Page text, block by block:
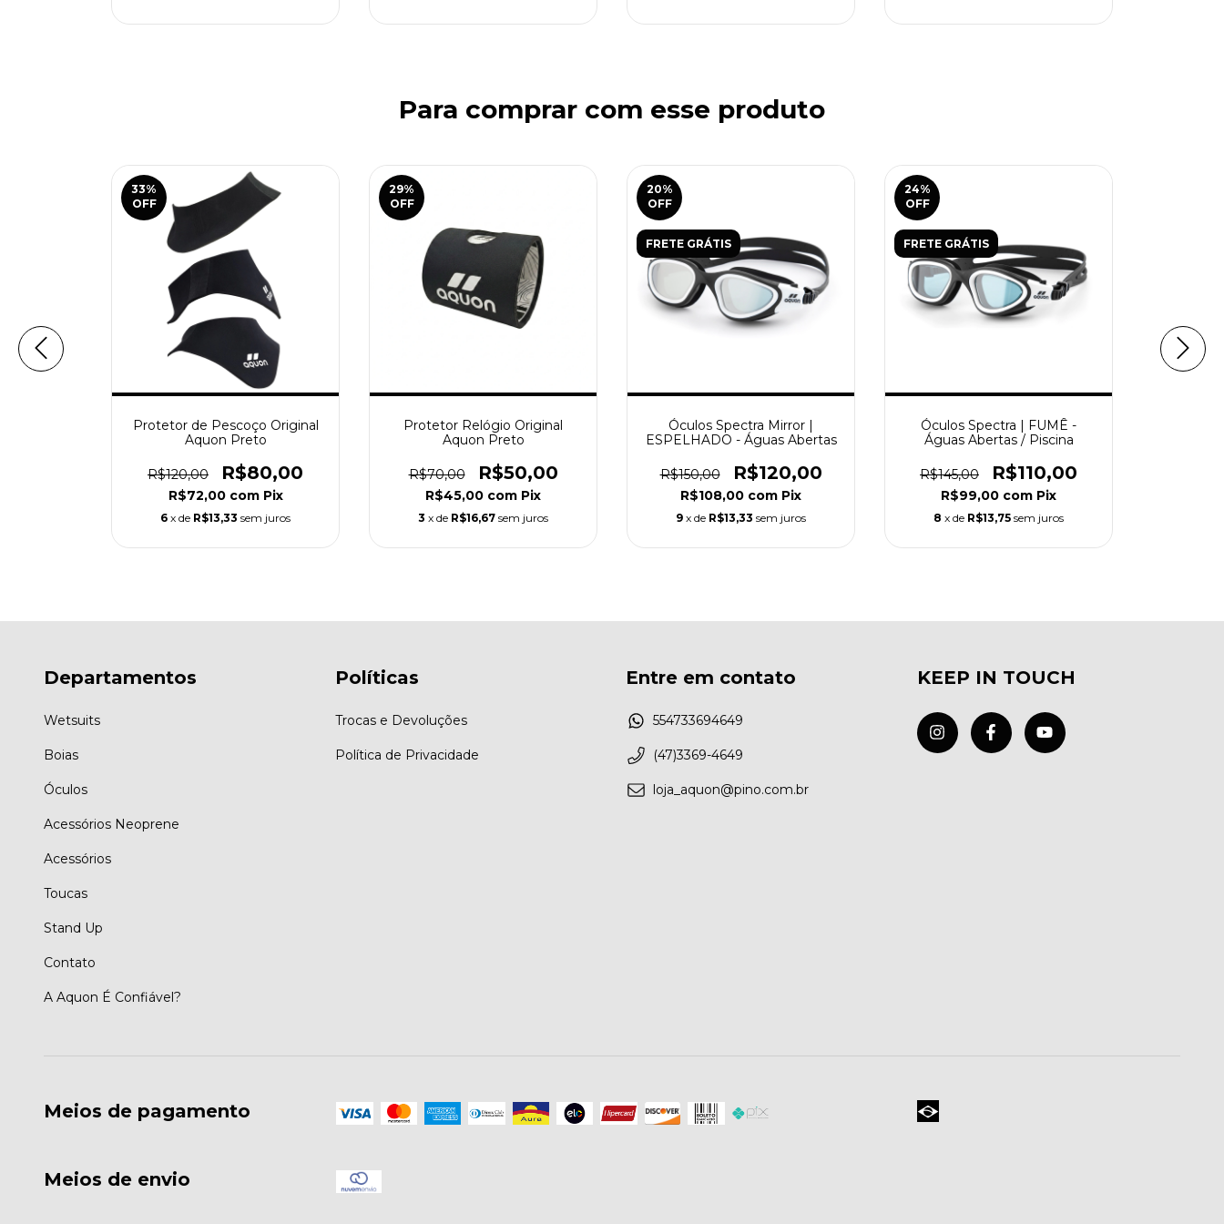
Para comprar com esse produto
33%
OFF
Protetor de Pescoço Original
Aquon Preto
R$120,00 R$80,00
R$72,00 com Pix
6 x de R$13,33 sem juros
29%
OFF
Protetor Relógio Original
Aquon Preto
R$70,00 R$50,00
R$45,00 com Pix
3 x de R$16,67 sem juros
20%
OFF
FRETE GRÁTIS
Óculos Spectra Mirror |
ESPELHADO - Águas Abertas
R$150,00 R$120,00
R$108,00 com Pix
9 x de R$13,33 sem juros
24%
OFF
FRETE GRÁTIS
Óculos Spectra | FUMÊ -
Águas Abertas / Piscina
R$145,00 R$110,00
R$99,00 com Pix
8 x de R$13,75 sem juros
Departamentos
Wetsuits
Boias
Óculos
Acessórios Neoprene
Acessórios
Toucas
Stand Up
Contato
A Aquon É Confiável?
Políticas
Trocas e Devoluções
Política de Privacidade
Entre em contato
554733694649
(47)3369-4649
loja_aquon@pino.com.br
KEEP IN TOUCH
Meios de pagamento
Meios de envio